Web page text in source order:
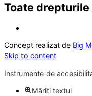
Toate
Concept realizat de Big
Skip to content
Instrumente de
Măriți textul